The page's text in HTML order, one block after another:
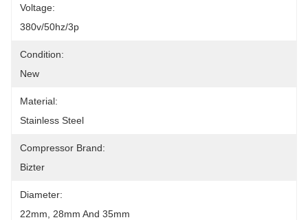
Voltage:
380v/50hz/3p
Condition:
New
Material:
Stainless Steel
Compressor Brand:
Bizter
Diameter:
22mm, 28mm And 35mm